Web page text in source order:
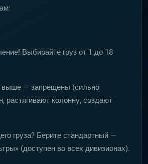
Выбирайте груз от 1 до 18
выше — запрещены (сильно
растягивают колонну, создают
груза? Берите стандартный —
(доступен во всех дивизионах).